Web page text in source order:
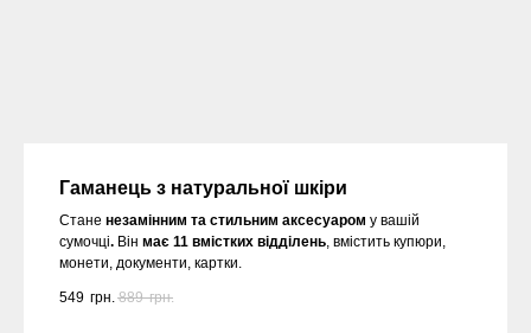
Гаманець з натуральної шкіри
Стане незамінним та стильним аксесуаром у вашій
сумочці. Він має 11 вмістких відділень , вмістить купюри,
монети, документи, картки.
549 грн. 889 грн.